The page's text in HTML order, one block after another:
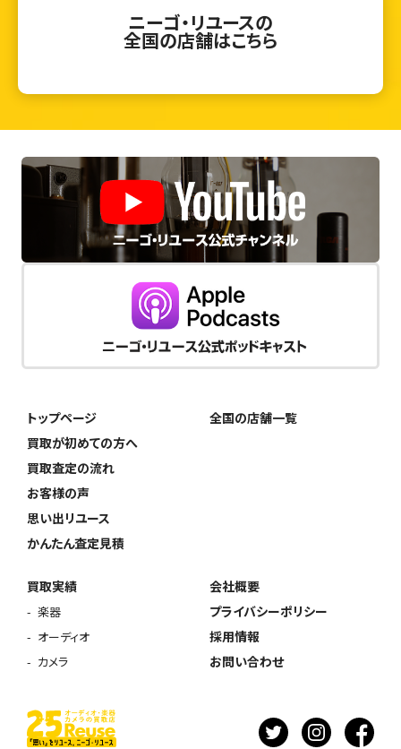
ニーゴ・リユースの
全国の店舗はこちら
トップページ
買取が初めての方へ
買取査定の流れ
お客様の声
思い出リユース
かんたん査定見積
全国の店舗一覧
買取実績
楽器
オーディオ
カメラ
会社概要
プライバシーポリシー
採用情報
お問い合わせ